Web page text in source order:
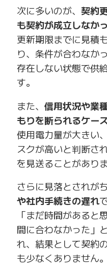
次に多いのが、 契約
も契約が成立しなか
更新期限までに見積
り、条件が合わなか
存在しない状態で供
す。
また、 信用状況や業
もりを断られるケース
使用電力量が大きい
スクが高いと判断さ
を見送ることがありま
さらに見落とされが
や社内手続きの遅れ
「まだ時間があると
間に合わなかった」
れ、結果として契約
も少なくありません。